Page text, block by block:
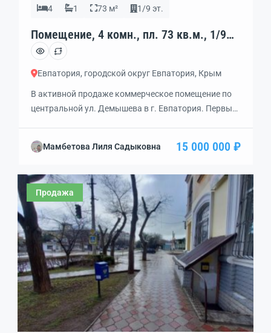
4 1 73 м² 1/9 эт.
Помещение, 4 комн., пл. 73 кв.м., 1/9
эт., код: 462304
Евпатория, городской округ Евпатория, Крым
В активной продаже коммерческое помещение по
центральной ул. Демышева в г. Евпатория. Первый
действующий бизнес. Узаконены все документы,
часть города. Звоните устроим оперативный показ.
Мамбетова Лиля Садыковна 15 000 000 ₽
Продажа